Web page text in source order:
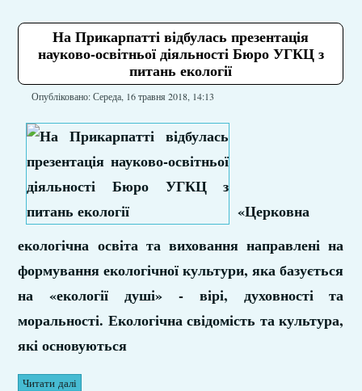
На Прикарпатті відбулась презентація
науково-освітньої діяльності Бюро УГКЦ з
питань екології
Опубліковано: Середа, 16 травня 2018, 14:13
«Церковна
екологічна освіта та виховання направлені на
формування екологічної культури, яка базується
на «екології душі» - вірі, духовності та
моральності. Екологічна свідомість та культура,
які основуються
Читати далі